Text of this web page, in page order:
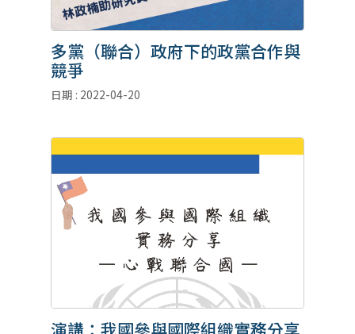
多黨（聯合）政府下的政黨合作與
競爭
日期 : 2022-04-20
演講：我國參與國際組織實務分享